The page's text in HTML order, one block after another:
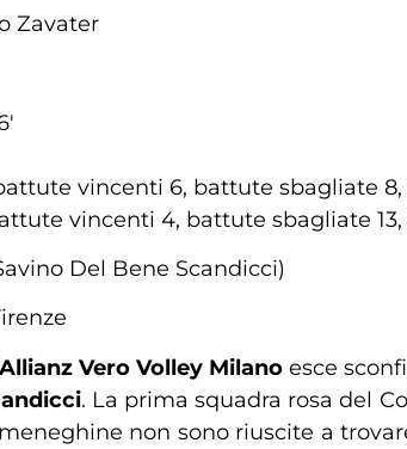
Zavater
vincenti 6, battute sbagliate 8,
vincenti 4, battute sbagliate 13,
Del Bene Scandicci)
Allianz Vero Volley Milano esce
. La prima squadra rosa del
non sono riuscite a